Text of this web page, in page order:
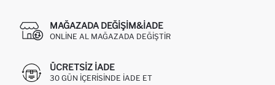
MAĞAZADA DEĞIŞIM&İADE
ONLINE AL MAĞAZADA DEĞIŞTIR
ÜCRETSIZ IADE
30 GÜN IÇERISINDE IADE ET